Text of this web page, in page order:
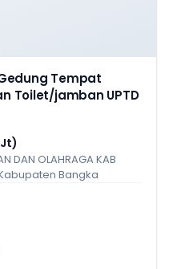
Tempat
Toilet/jamban UPTD
DAN OLAHRAGA KAB
Bangka